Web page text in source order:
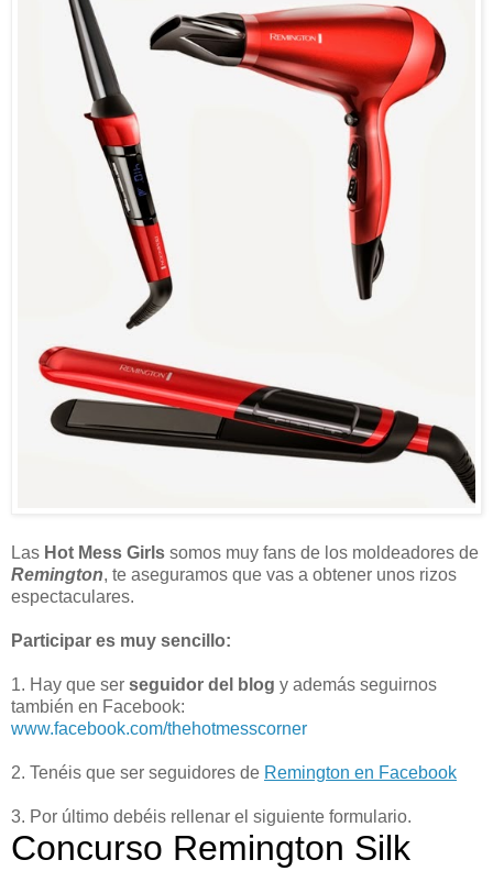
Las Hot Mess Girls somos muy fans de los moldeadores de
Remington, te aseguramos que vas a obtener unos rizos
espectaculares.
Participar es muy sencillo:
1. Hay que ser seguidor del blog y además seguirnos
también en Facebook:
www.facebook.com/thehotmesscorner
2. Tenéis que ser seguidores de Remington en Facebook
3. Por último debéis rellenar el siguiente formulario.